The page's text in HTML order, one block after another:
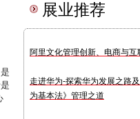
展业推荐
阿里文化管理创新、电商与互
走进华为-探索华为发展之路
为基本法》管理之道